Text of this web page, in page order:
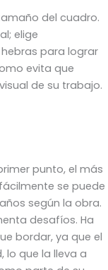
del cuadro.
elige
para lograr
evita que
de su trabajo.
punto, el más
se puede
según la obra.
desafíos. Ha
bordar, ya que el
lo que la lleva a